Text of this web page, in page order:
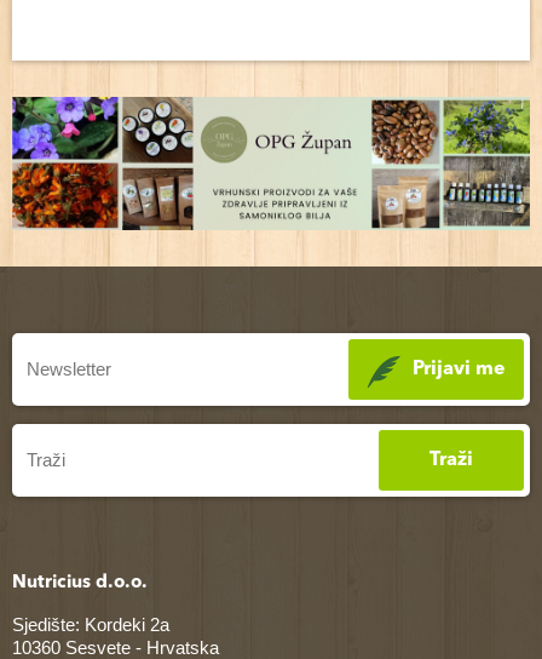
Prijavi me
Traži
Nutricius d.o.o.
Sjedište: Kordeki 2a
10360 Sesvete - Hrvatska